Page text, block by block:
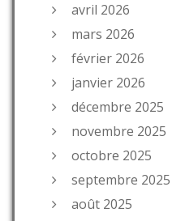
avril 2026
mars 2026
février 2026
janvier 2026
décembre 2025
novembre 2025
octobre 2025
septembre 2025
août 2025